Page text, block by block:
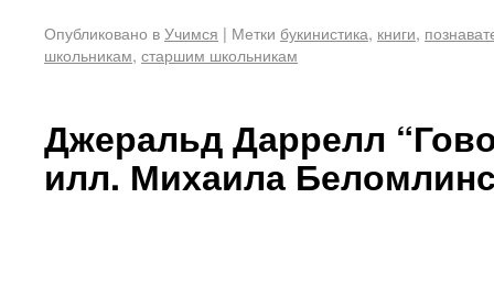
Опубликовано вУчимся | Метки букинистика, книги,
школьникам, старшим школьникам
Джеральд Даррелл
илл. Михаила